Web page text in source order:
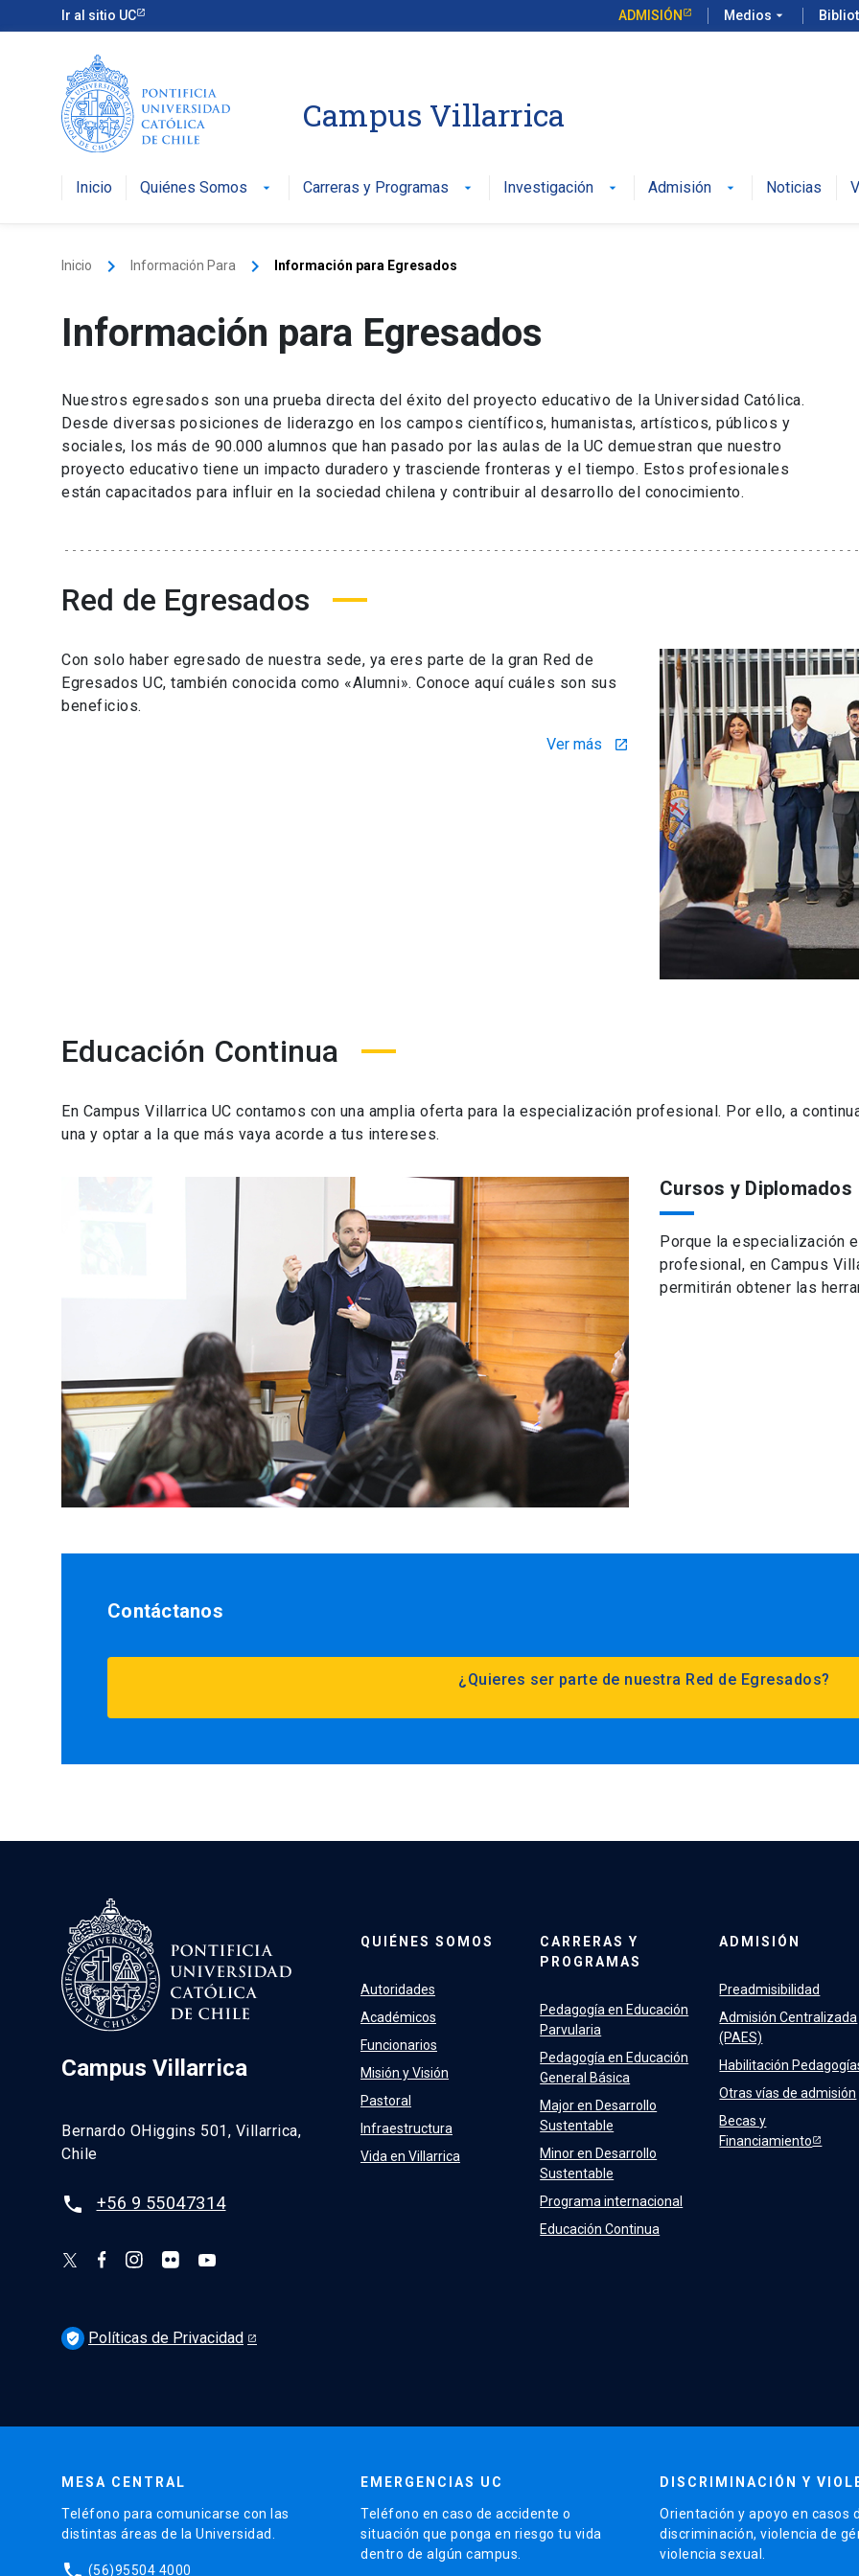
Ir al sitio UC ADMISIÓN Medios arrow_drop_down
Campus Villarrica
Inicio Quiénes Somos arrow_drop_down Carreras y Programas arrow_drop_down Investigación arrow_drop_down Admisión arrow_drop_down Noticias
Inicio keyboard_arrow_right Información Para keyboard_arrow_right Información para Egresados
Información para Egresados
Nuestros egresados son una prueba directa del éxito del proyecto educativo de la Universidad Católica.
Desde diversas posiciones de liderazgo en los campos científicos, humanistas, artísticos, públicos y
sociales, los más de 90.000 alumnos que han pasado por las aulas de la UC demuestran que nuestro
proyecto educativo tiene un impacto duradero y trasciende fronteras y el tiempo. Estos profesionales
están capacitados para influir en la sociedad chilena y contribuir al desarrollo del conocimiento.
Red de Egresados
Con solo haber egresado de nuestra sede, ya eres parte de la gran Red de
Egresados UC, también conocida como «Alumni». Conoce aquí cuáles son sus
beneficios.
Ver más launch
Educación Continua
En Campus Villarrica UC contamos con una amplia oferta para la especialización profesional. Por ello, a
una y optar a la que más vaya acorde a tus intereses.
Cursos y Diplomados
Porque la especialización
profesional, en Campus
permitirán obtener las
Contáctanos
¿Quieres ser parte de nuestra Red de Egresados?
Campus Villarrica
Bernardo OHiggins 501, Villarrica,
Chile
phone +56 9 55047314
QUIÉNES SOMOS
Autoridades
Académicos
Funcionarios
Misión y Visión
Pastoral
Infraestructura
Vida en Villarrica
CARRERAS Y
PROGRAMAS
Pedagogía en Educación
Parvularia
Pedagogía en Educación
General Básica
Major en Desarrollo
Sustentable
Minor en Desarrollo
Sustentable
Programa internacional
Educación Continua
ADMISIÓN
Preadmisibilidad
Admisión Centralizada
(PAES)
Habilitación
Otras vías de admisión
Becas y
Financiamiento
verified_user Políticas de Privacidad
MESA CENTRAL
Teléfono para comunicarse con las
distintas áreas de la Universidad.
(56)95504 4000
EMERGENCIAS UC
Teléfono en caso de accidente o
situación que ponga en riesgo tu vida
dentro de algún campus.
DISCRIMINACIÓN Y
Orientación y apoyo en casos
discriminación, violencia de
violencia sexual.